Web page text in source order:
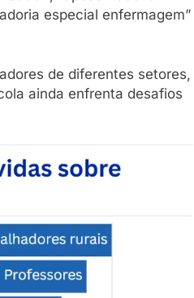
especial enfermagem”
de diferentes setores,
ainda enfrenta desafios